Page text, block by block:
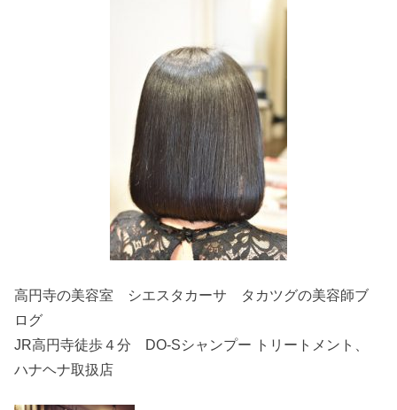
高円寺の美容室 シエスタカーサ タカツグの美容師ブ
ログ
JR高円寺徒歩４分 DO-Sシャンプー トリートメント、
ハナヘナ取扱店